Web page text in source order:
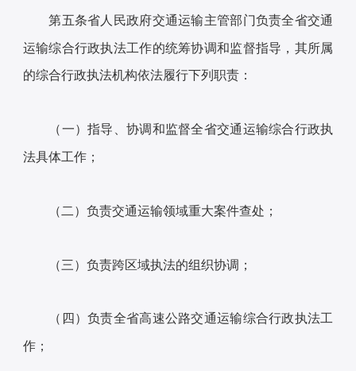
第五条省人民政府交通运输主管部门负责全省交通
运输综合行政执法工作的统筹协调和监督指导，其所属
的综合行政执法机构依法履行下列职责：
（一）指导、协调和监督全省交通运输综合行政执
法具体工作；
（二）负责交通运输领域重大案件查处；
（三）负责跨区域执法的组织协调；
（四）负责全省高速公路交通运输综合行政执法工
作；